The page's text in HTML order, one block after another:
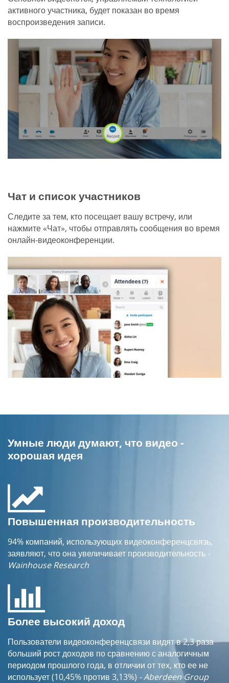
активного участника, будет показан во время
воспроизведения записи.
Чат и список участников
Следите за тем, кто посещает вашу встречу, или
нажмите «Чат», чтобы отправлять сообщения во время
онлайн-видеоконференции.
Умные люди думают, что видео -
хорошая идея
Повышенная производительность
94% компаний, использующих видеоконференцсвязь,
заявляют, что она увеличивает производительность -
Wainhouse Research
Более высокий доход
Пользователи видеоконференцсвязи видят в 2,3 раза
больший рост доходов по сравнению с аналогичным
периодом прошлого года, в отличии от тех, кто ее не
использует (10,45% против 3,13%) - Aberdeen Group